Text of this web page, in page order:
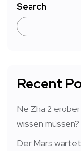
Search
Recent
Ne Zha 2
wissen müssen?
Der Mars